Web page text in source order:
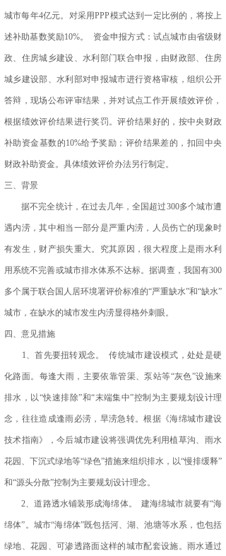
城市每年4亿元。对采用PPP模式达到一定比例的，将按上
述补助基数奖励10%。 资金申报方式：试点城市由省级财
政、住房城乡建设、水利部门联合申报，由财政部、住房
城乡建设部、水利部对申报城市进行资格审核，组织公开
答辩，现场公布评审结果，并对试点工作开展绩效评价，
根据绩效评价结果进行奖罚。评价结果好的，按中央财政
补助资金基数的10%给予奖励；评价结果差的，扣回中央
财政补助资金。具体绩效评价办法另行制定。
三、背景
据不完全统计，在过去几年，全国超过300多个城市遭
遇内涝，其中相当一部分是严重内涝，人员伤亡的现象时
有发生，财产损失重大。究其原因，很大程度上是雨水利
用系统不完善或城市排水体系不达标。据调查，我国有300
多个属于联合国人居环境署评价标准的“严重缺水”和“缺水”
城市，在缺水的城市发生内涝显得格外刺眼。
四、意见措施
1、首先要扭转观念。 传统城市建设模式，处处是硬
化路面。每逢大雨，主要依靠管渠、泵站等“灰色”设施来
排水，以“快速排除”和“末端集中”控制为主要规划设计理
念，往往造成逢雨必涝，旱涝急转。根据《海绵城市建设
技术指南》，今后城市建设将强调优先利用植草沟、雨水
花园、下沉式绿地等“绿色”措施来组织排水，以“慢排缓释”
和“源头分散”控制为主要规划设计理念。
2、道路透水铺装形成海绵体。 建海绵城市就要有“海
绵体”。城市“海绵体”既包括河、湖、池塘等水系，也包括
绿地、花园、可渗透路面这样的城市配套设施。雨水通过